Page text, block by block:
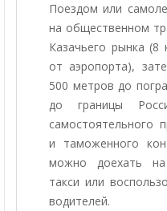
Поездом или
на общественном
Казачьего рынка
от аэропорта),
500 метров до
до границы
самостоятельного
и таможенного
можно доехать
такси или
водителей.